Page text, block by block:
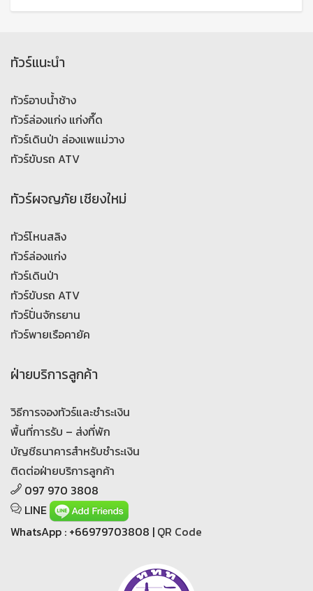
ทัวร์แนะนำ
ทัวร์อาบน้ำช้าง
ทัวร์ล่องแก่ง แก่งกึ๊ด
ทัวร์เดินป่า ล่องแพแม่วาง
ทัวร์ขับรถ ATV
ทัวร์ผจญภัย เชียงใหม่
ทัวร์โหนสลิง
ทัวร์ล่องแก่ง
ทัวร์เดินป่า
ทัวร์ขับรถ ATV
ทัวร์ปั่นจักรยาน
ทัวร์พายเรือคายัค
ฝ่ายบริการลูกค้า
วิธีการจองทัวร์และชำระเงิน
พื้นที่การรับ – ส่งที่พัก
บัญชีธนาคารสำหรับชำระเงิน
ติดต่อฝ่ายบริการลูกค้า
097 970 3808
LINE
WhatsApp : +66979703808 | QR Code